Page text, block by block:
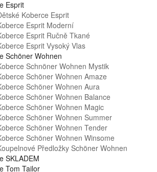
Esprit
Koberce Esprit
Esprit Moderní
Esprit Ručně Tkané
Esprit Vysoký Vlas
Schöner Wohnen
Schnöner Wohnen Mystik
Schöner Wohnen Amaze
Schöner Wohnen Aura
Schöner Wohnen Balance
Schöner Wohnen Magic
Schöner Wohnen Summer
Schöner Wohnen Tender
Schöner Wohnen Winsome
Předložky Schöner Wohnen
SKLADEM
Tom Tailor